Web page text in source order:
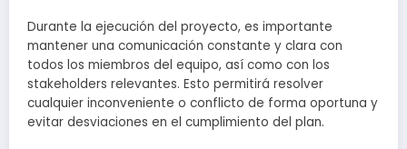
Durante la ejecución del proyecto, es importante
mantener una comunicación constante y clara con
todos los miembros del equipo, así como con los
stakeholders relevantes. Esto permitirá resolver
cualquier inconveniente o conflicto de forma oportuna y
evitar desviaciones en el cumplimiento del plan.